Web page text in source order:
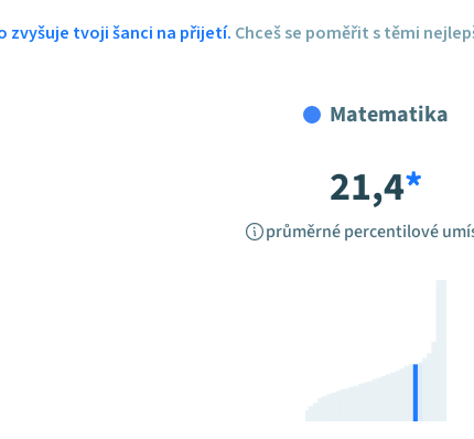
zvyšuje tvoji šanci na přijetí. Chceš se poměřit s těmi
Matematika
21,4*
průměrné percentilové